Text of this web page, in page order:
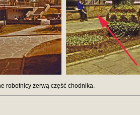
robotnicy zerwą część chodnika.